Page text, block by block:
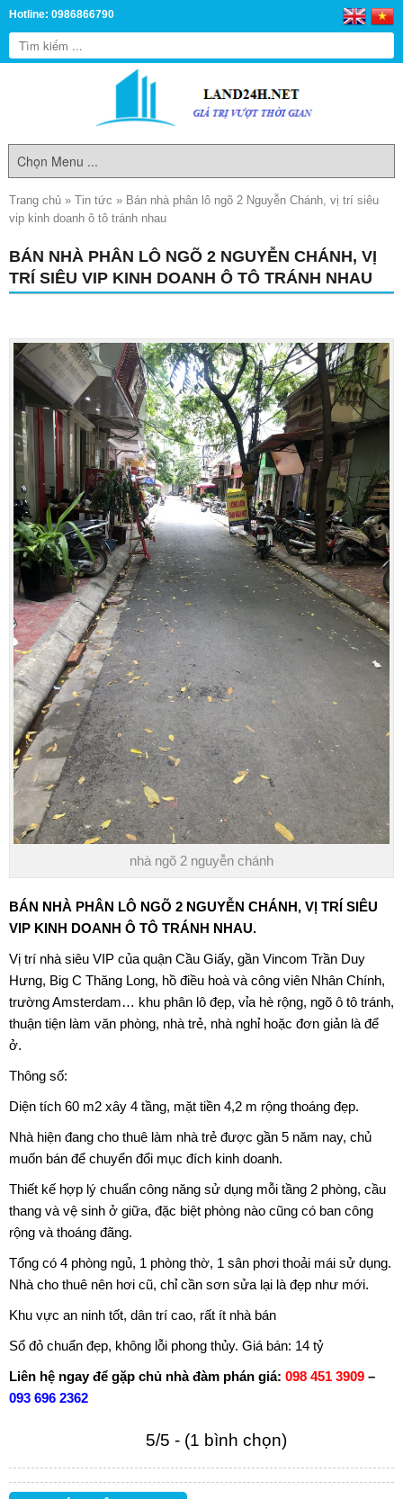
Hotline: 0986866790
Trang chủ » Tin tức » Bán nhà phân lô ngõ 2 Nguyễn Chánh, vị trí siêu
vip kinh doanh ô tô tránh nhau
BÁN NHÀ PHÂN LÔ NGÕ 2 NGUYỄN CHÁNH, VỊ
TRÍ SIÊU VIP KINH DOANH Ô TÔ TRÁNH NHAU
nhà ngõ 2 nguyễn chánh
BÁN NHÀ PHÂN LÔ NGÕ 2 NGUYỄN CHÁNH, VỊ TRÍ SIÊU
VIP KINH DOANH Ô TÔ TRÁNH NHAU.
Vị trí nhà siêu VIP của quận Cầu Giấy, gần Vincom Trần Duy
Hưng, Big C Thăng Long, hồ điều hoà và công viên Nhân Chính,
trường Amsterdam… khu phân lô đẹp, vỉa hè rộng, ngõ ô tô tránh,
thuận tiện làm văn phòng, nhà trẻ, nhà nghỉ hoặc đơn giản là để
ở.
Thông số:
Diện tích 60 m2 xây 4 tầng, mặt tiền 4,2 m rộng thoáng đẹp.
Nhà hiện đang cho thuê làm nhà trẻ được gần 5 năm nay, chủ
muốn bán để chuyển đổi mục đích kinh doanh.
Thiết kế hợp lý chuẩn công năng sử dụng mỗi tầng 2 phòng, cầu
thang và vệ sinh ở giữa, đặc biệt phòng nào cũng có ban công
rộng và thoáng đãng.
Tổng có 4 phòng ngủ, 1 phòng thờ, 1 sân phơi thoải mái sử dụng.
Nhà cho thuê nên hơi cũ, chỉ cần sơn sửa lại là đẹp như mới.
Khu vực an ninh tốt, dân trí cao, rất ít nhà bán
Sổ đỏ chuẩn đẹp, không lỗi phong thủy. Giá bán: 14 tỷ
Liên hệ ngay để gặp chủ nhà đàm phán giá: 098 451 3909 –
093 696 2362
5/5 - (1 bình chọn)